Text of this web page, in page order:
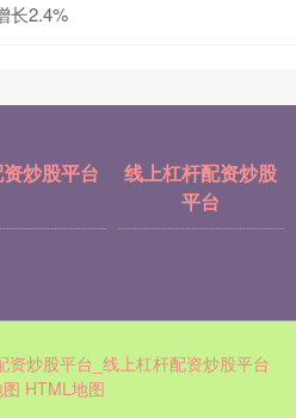
长2.4%
炒股平台
线上杠杆配资炒股
平台
资炒股平台_线上杠杆配资炒股平台
HTML地图